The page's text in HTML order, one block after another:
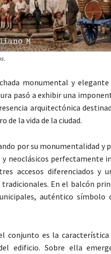
monumental y
pasó a exhibir una
arquitectónica
la vida de la ciudad.
por su monumentalidad y
neoclásicos perfectamente
accesos diferenciados y
En el balcón
auténtico símbolo
conjunto es la
edificio. Sobre ella